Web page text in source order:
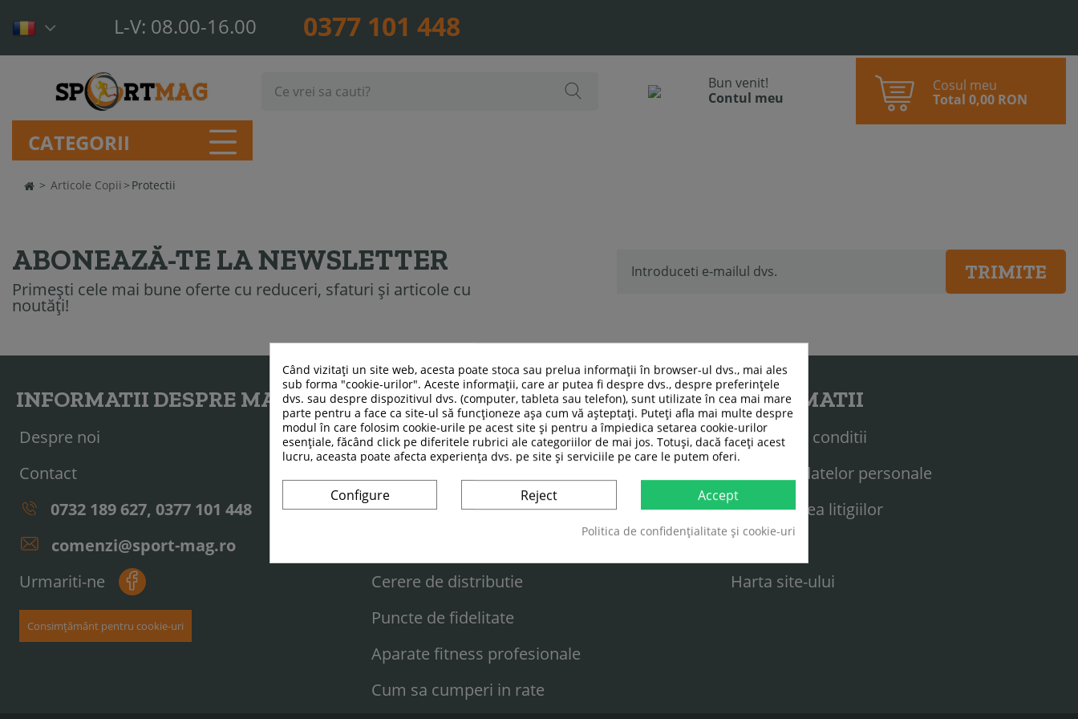
L-V: 08.00-16.00 0377 101 448
bun venit!
contul meu
Cosul meu
Total 0,00 RON
CATEGORII
> Articole Copii > Protectii
ABONEAZĂ-TE LA NEWSLETTER
Primești cele mai bune oferte cu reduceri, sfaturi și articole cu
noutăți!
TRIMITE
INFORMATII DESPRE MAGAZIN
Despre noi
Contact
0732 189 627, 0377 101 448
comenzi@sport-mag.ro
Urmariti-ne
Consimțământ pentru cookie-uri
SERVICII CLIENTI
Livrare / Plata
Cerere de returnare
Cerere de distributie
Puncte de fidelitate
Aparate fitness profesionale
Cum sa cumperi in rate
INFORMATII
Termeni si conditii
Protectia datelor personale
Solutionarea litigiilor
Harta site-ului
Când vizitați un site web, acesta poate stoca sau prelua informații în browser-ul dvs., mai ales
sub forma "cookie-urilor". Aceste informații, care ar putea fi despre dvs., despre preferințele
dvs. sau despre dispozitivul dvs. (computer, tableta sau telefon), sunt utilizate în cea mai mare
parte pentru a face ca site-ul să funcționeze așa cum vă așteptați. Puteți afla mai multe despre
modul în care folosim cookie-urile pe acest site și pentru a împiedica setarea cookie-urilor
esențiale, făcând click pe diferitele rubrici ale categoriilor de mai jos. Totuși, dacă faceți acest
lucru, aceasta poate afecta experiența dvs. pe site și serviciile pe care le putem oferi.
Configure Reject Accept
Politica de confidențialitate și cookie-uri